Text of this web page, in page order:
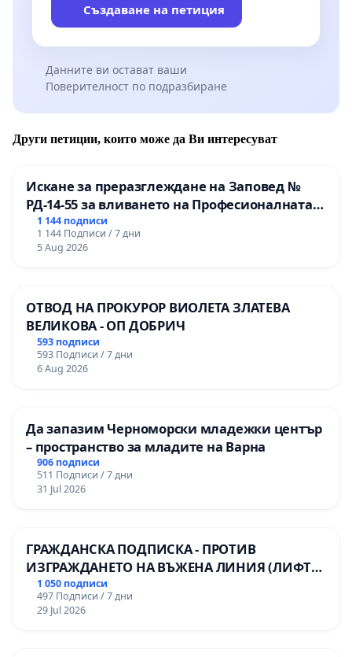
Създаване на петиция
Данните ви остават ваши
Поверителност по подразбиране
Други петиции, които може да Ви интересуват
Искане за преразглеждане на Заповед №
РД-14-55 за вливането на Професионалната
гимназия по промишлени технологии в
Професионалната гимназия по икономика и
мениджмънт – гр. Пазарджик
1 144 подписи
1 144 Подписи / 7 дни
5 Aug 2026
ОТВОД НА ПРОКУРОР ВИОЛЕТА ЗЛАТЕВА
ВЕЛИКОВА - ОП ДОБРИЧ
593 подписи
593 Подписи / 7 дни
6 Aug 2026
Да запазим Черноморски младежки център
– пространство за младите на Варна
906 подписи
511 Подписи / 7 дни
31 Jul 2026
ГРАЖДАНСКА ПОДПИСКА - ПРОТИВ
ИЗГРАЖДАНЕТО НА ВЪЖЕНА ЛИНИЯ (ЛИФТ)
НА ТЕРИТОРИЯТА НА ПРИРОДНА
ЗАБЕЛЕЖИТЕЛНОСТ „ХЪЛМ НА
ОСВОБОДИТЕЛИТЕ“ (БУНАРДЖИК)
1 050 подписи
497 Подписи / 7 дни
29 Jul 2026